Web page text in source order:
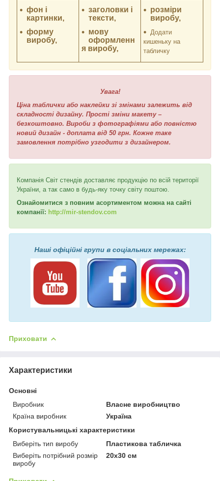
фон і
картинки,
форму
виробу,
заголовки і
тексти,
мову
оформленн
я виробу,
розміри
виробу,
Додати
кишеньку на
табличку
Увага!
Ціна таблички або наклейки зі змінами залежить від
складності дизайну. Прості зміни макету –
безкоштовно. Вироби з фотографіями або повністю
новий дизайн - доплата від 50 грн. Кожне таке
замовлення потрібно узгодити з дизайнером.
Компанія Світ стендів доставляє продукцію по всій території
України, а так само в будь-яку точку світу поштою.
Ознайомитися з повним асортиментом можна на сайті
компанії: http://mir-stendov.com
Наші офіційні групи в соціальних мережах:
Приховати
Характеристики
Основні
Виробник
Власне виробництво
Країна виробник
Україна
Користувальницькі характеристики
Виберіть тип виробу
Пластикова табличка
Виберіть потрібний розмір
виробу
20х30 см